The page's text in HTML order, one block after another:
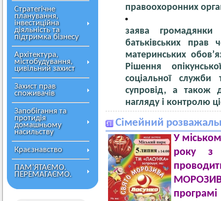
Стратегічне
планування,
інвестиційна
діяльність та
підтримка бізнесу
Архітектура,
містобудування,
цивільний захист
Захист прав
споживачів
Запобігання та
протидія
домашньому
насильству
Краєзнавство
ПАМ’ЯТАЄМО.
ПЕРЕМАГАЄМО.
правоохоронних
заява
батьківських прав
материнських
Рішення
соціальної служби
супровід, а також
нагляду і контролю
Сімейний
У
року з